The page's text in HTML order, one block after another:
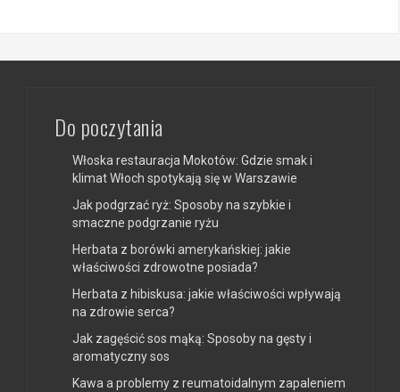
Do poczytania
Włoska restauracja Mokotów: Gdzie smak i
klimat Włoch spotykają się w Warszawie
Jak podgrzać ryż: Sposoby na szybkie i
smaczne podgrzanie ryżu
Herbata z borówki amerykańskiej: jakie
właściwości zdrowotne posiada?
Herbata z hibiskusa: jakie właściwości wpływają
na zdrowie serca?
Jak zagęścić sos mąką: Sposoby na gęsty i
aromatyczny sos
Kawa a problemy z reumatoidalnym zapaleniem